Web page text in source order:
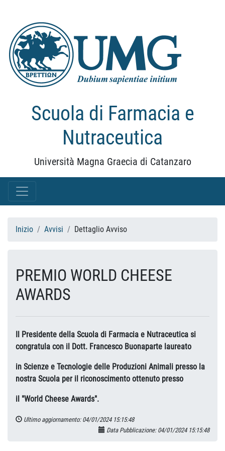
Scuola di Farmacia e
Nutraceutica
Università Magna Graecia di Catanzaro
Inizio Avvisi Dettaglio Avviso
PREMIO WORLD CHEESE
AWARDS
Il Presidente della Scuola di Farmacia e Nutraceutica si
congratula con il Dott. Francesco Buonaparte laureato
in Scienze e Tecnologie delle Produzioni Animali presso la
nostra Scuola per il riconoscimento ottenuto presso
il "World Cheese Awards".
Ultimo aggiornamento: 04/01/2024 15:15:48
Data Pubblicazione: 04/01/2024 15:15:48